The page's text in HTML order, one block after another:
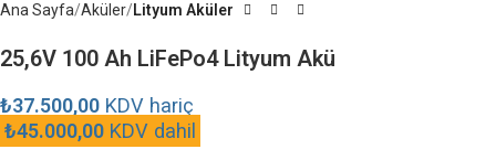
Ana Sayfa Aküler Lityum Aküler
25,6V 100 Ah LiFePo4 Lityum Akü
₺37.500,00 KDV hariç
₺45.000,00 KDV dahil